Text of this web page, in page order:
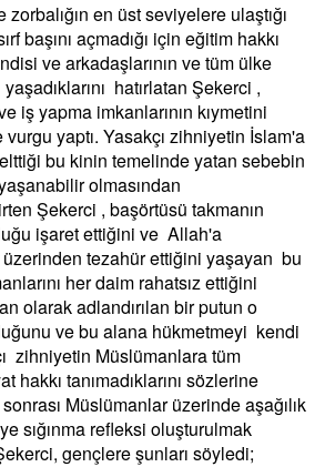
en üst seviyelere ulaştığı
başını açmadığı için eğitim hakkı
ve arkadaşlarının ve tüm ülke
hatırlatan Şekerci ,
iş yapma imkanlarının kıymetini
yaptı. Yasakçı zihniyetin İslam'a
bu kinin temelinde yatan sebebin
olmasından
Şekerci , başörtüsü takmanın
işaret ettiğini ve Allah'a
tezahür ettiğini yaşayan bu
her daim rahatsız ettiğini
olarak adlandırılan bir putun o
ve bu alana hükmetmeyi kendi
zihniyetin Müslümanlara tüm
hakkı tanımadıklarını sözlerine
Müslümanlar üzerinde aşağılık
sığınma refleksi oluşturulmak
gençlere şunları söyledi;